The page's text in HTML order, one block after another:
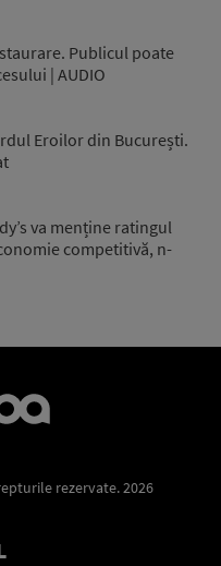
Publicul poate
| AUDIO
Eroilor din București.
va menține ratingul
competitivă, n-
rezervate. 2026